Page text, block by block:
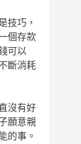
技巧，
個存款
可以
斷消耗
沒有好
願意親
的事。